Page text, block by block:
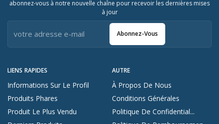
LIENS RAPIDES
Informations Sur Le Profil
Produits Phares
Produit Le Plus Vendu
AUTRE
À Propos De Nous
Conditions Générales
Politique De Confidential...
abonnez-vous à notre nouvelle chaîne pour recevoir les dernières mises
à jour
Abonnez-Vous